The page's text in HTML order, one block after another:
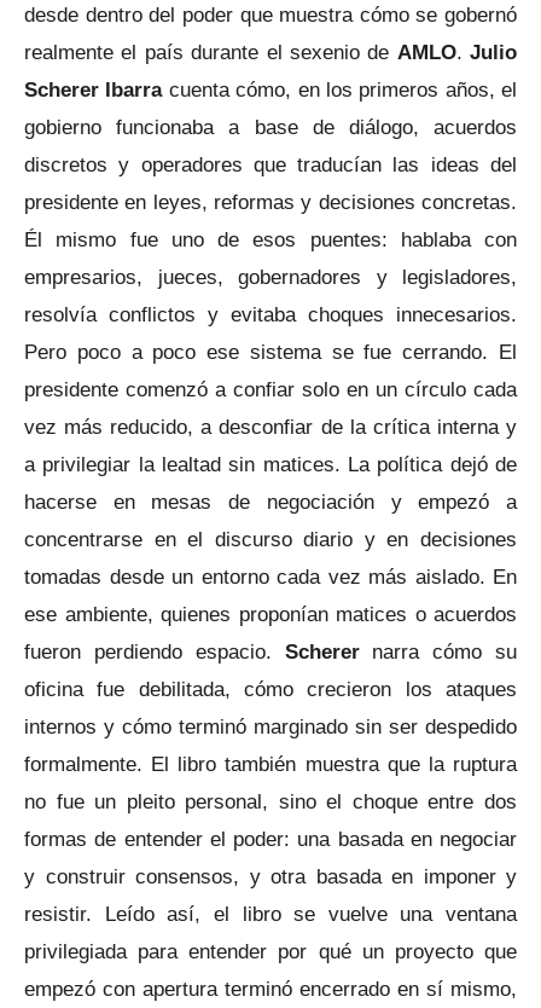
desde dentro del poder que muestra cómo se gobernó
realmente el país durante el sexenio de AMLO. Julio
Scherer Ibarra cuenta cómo, en los primeros años, el
gobierno funcionaba a base de diálogo, acuerdos
discretos y operadores que traducían las ideas del
presidente en leyes, reformas y decisiones concretas.
Él mismo fue uno de esos puentes: hablaba con
empresarios, jueces, gobernadores y legisladores,
resolvía conflictos y evitaba choques innecesarios.
Pero poco a poco ese sistema se fue cerrando. El
presidente comenzó a confiar solo en un círculo cada
vez más reducido, a desconfiar de la crítica interna y
a privilegiar la lealtad sin matices. La política dejó de
hacerse en mesas de negociación y empezó a
concentrarse en el discurso diario y en decisiones
tomadas desde un entorno cada vez más aislado. En
ese ambiente, quienes proponían matices o acuerdos
fueron perdiendo espacio. Scherer narra cómo su
oficina fue debilitada, cómo crecieron los ataques
internos y cómo terminó marginado sin ser despedido
formalmente. El libro también muestra que la ruptura
no fue un pleito personal, sino el choque entre dos
formas de entender el poder: una basada en negociar
y construir consensos, y otra basada en imponer y
resistir. Leído así, el libro se vuelve una ventana
privilegiada para entender por qué un proyecto que
empezó con apertura terminó encerrado en sí mismo,